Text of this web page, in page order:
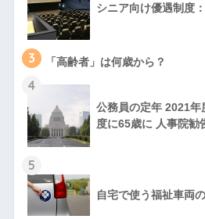
シニア向け優遇制度
3 「高齢者」は何歳から？
4
公務員の定年 2021
度に65歳に 人事院勧
5
自宅で使う福祉車両